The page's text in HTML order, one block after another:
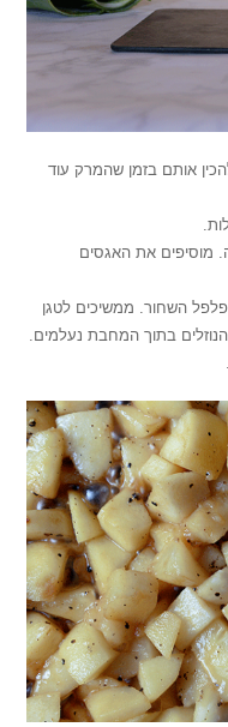
אותם בזמן שהמרק עוד
מוסיפים את האגסים
השחור. ממשיכים לטגן
בתוך המחבת נעלמים.